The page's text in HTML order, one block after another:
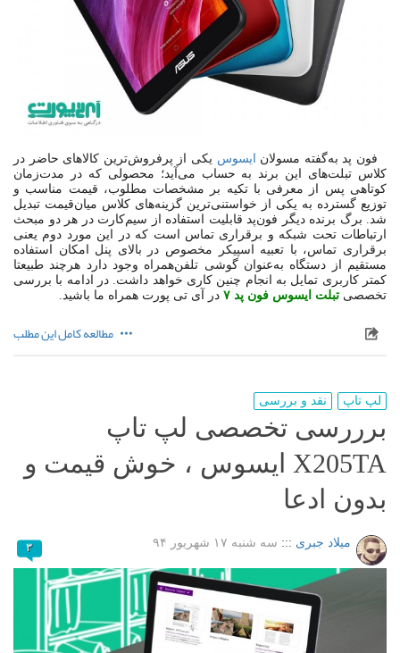
فو‌ن‌ پد به‌گفته مسولان ایسوس یکی از پرفروش‌ترین کالاهای حاضر در
کلاس تبلت‌های این برند به حساب می‌آید؛ محصولی که در مدت‌زمان
کوتاهی پس از معرفی با تکیه بر مشخصات مطلوب، قیمت مناسب و
توزیع گسترده به یکی از خواستنی‌ترین گزینه‌های کلاس میان‌قیمت تبدیل
شد. برگ برنده دیگر فون‌پد قابلیت استفاده از سیم‌کارت در هر دو مبحث
ارتباطات تحت شبکه و برقراری تماس است که در این مورد دوم یعنی
برقراری تماس، با تعبیه اسپیکر مخصوص در بالای پنل امکان استفاده
مستقیم از دستگاه به‌عنوان گوشی تلفن‌همراه وجود دارد هرچند طبیعتا
کمتر کاربری تمایل به انجام چنین کاری خواهد داشت. در ادامه با بررسی
تخصصی تبلت ایسوس فون پد ۷ در آی تی پورت همراه ما باشید.
مطالعه کامل این مطلب
لپ تاپ نقد و بررسی
برررسی تخصصی لپ تاپ
X205TA ایسوس ، خوش قیمت و
بدون ادعا
میلاد جبری ::: سه شنبه ۱۷ شهریور ۹۴ ۳